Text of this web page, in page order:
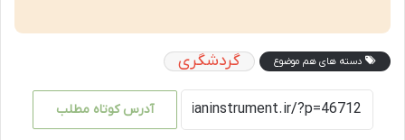
دسته های هم موضوع گردشگری
آدرس کوتاه مطلب